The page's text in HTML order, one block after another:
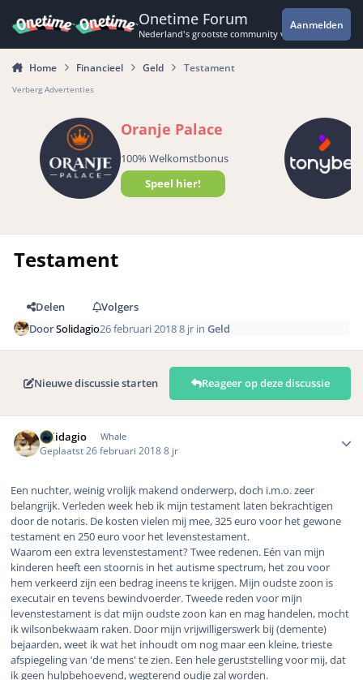
Onetime Forum
Nederland's grootste community voor de
Aanmelden
Home Financieel Geld Testament
Verberg Advertenties
Oranje Palace
100% Welkomstbonus
Speel hier!
Testament
Delen
Volgers
DoorSolidagio26 februari 20188 jr inGeld
Nieuwe discussie starten Reageer op deze discussie
Solidagio Whale
Geplaatst 26 februari 20188 jr
Een nuchter, weinig vrolijk makend onderwerp, doch i.m.o. zeer
belangrijk. Verleden week heb ik mijn testament laten bekrachtigen
door de notaris. De kosten vielen mij mee, 325 euro voor het gewone
testament en 250 euro voor het levenstestament.
Waarom een extra levenstestament? Twee redenen. Eén van mijn
kinderen heeft een stoornis in het autisme spectrum, het zou voor
hem verkeerd zijn een bedrag ineens te krijgen. Mijn oudste zoon is
executair en tevens bewindvoerder. Tweede reden voor mijn
levenstestament is dat mijn oudste zoon kan en mag handelen, mocht
ik wilsonbekwaam raken. Door mijn vrijwilligerswerk bij (demente)
bejaarden, weet ik wat het inhoudt om nog maar een kleine, trieste
afspiegeling van 'de mens' te zien. Een hele geruststelling voor mij, dat
ik geen hulpbehoevend, wegterend oudje zal worden.